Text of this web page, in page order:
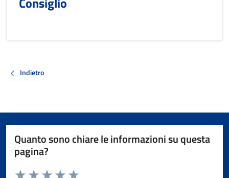
Indietro
Quanto sono chiare le informazioni su questa
pagina?
Valuta da 1 a 5 stelle la pagina